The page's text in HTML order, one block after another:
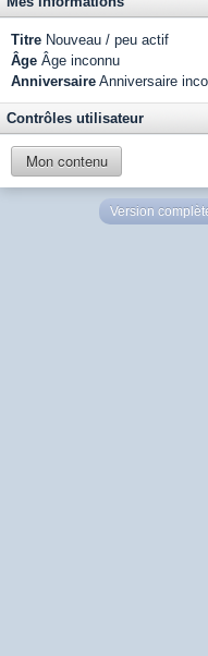
Titre Nouveau / peu actif
Âge Âge inconnu
Anniversaire Anniversaire
Contrôles utilisateur
Mon contenu
Version